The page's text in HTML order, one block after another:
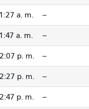
a. m. --
a. m. --
p. m. --
p. m. --
p. m. --